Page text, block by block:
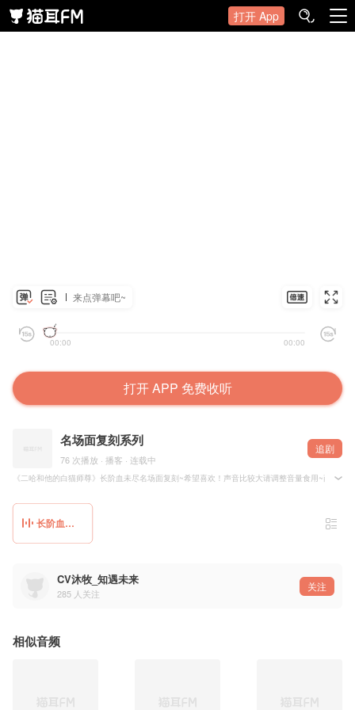
打开 App
来点弹幕吧~
00:00 00:00
打开 APP 免费收听
名场面复刻系列
76 次播放 · 播客 · 连载中
追剧
《二哈和他的白猫师尊》长阶血未尽名场面复刻~希望喜欢！声音比较大请调整音量食用~薛蒙：
长阶血未尽，那是他带你回家的路...
CV沐牧_知遇未来
285 人关注
关注
相似音频